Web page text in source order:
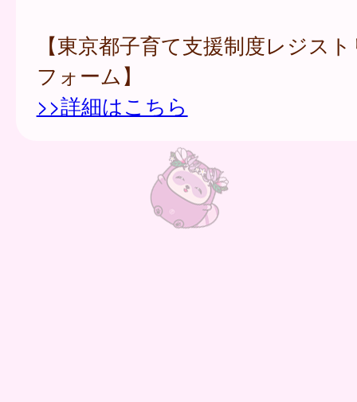
【東京都子育て支援制度レジス
フォーム】
>>詳細はこちら